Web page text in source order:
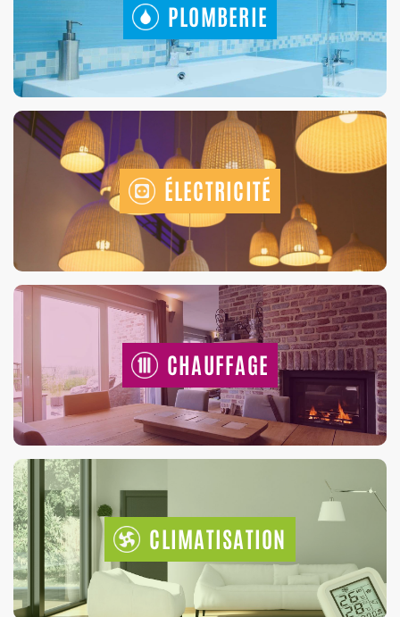
PLOMBERIE
ÉLECTRICITÉ
CHAUFFAGE
CLIMATISATION